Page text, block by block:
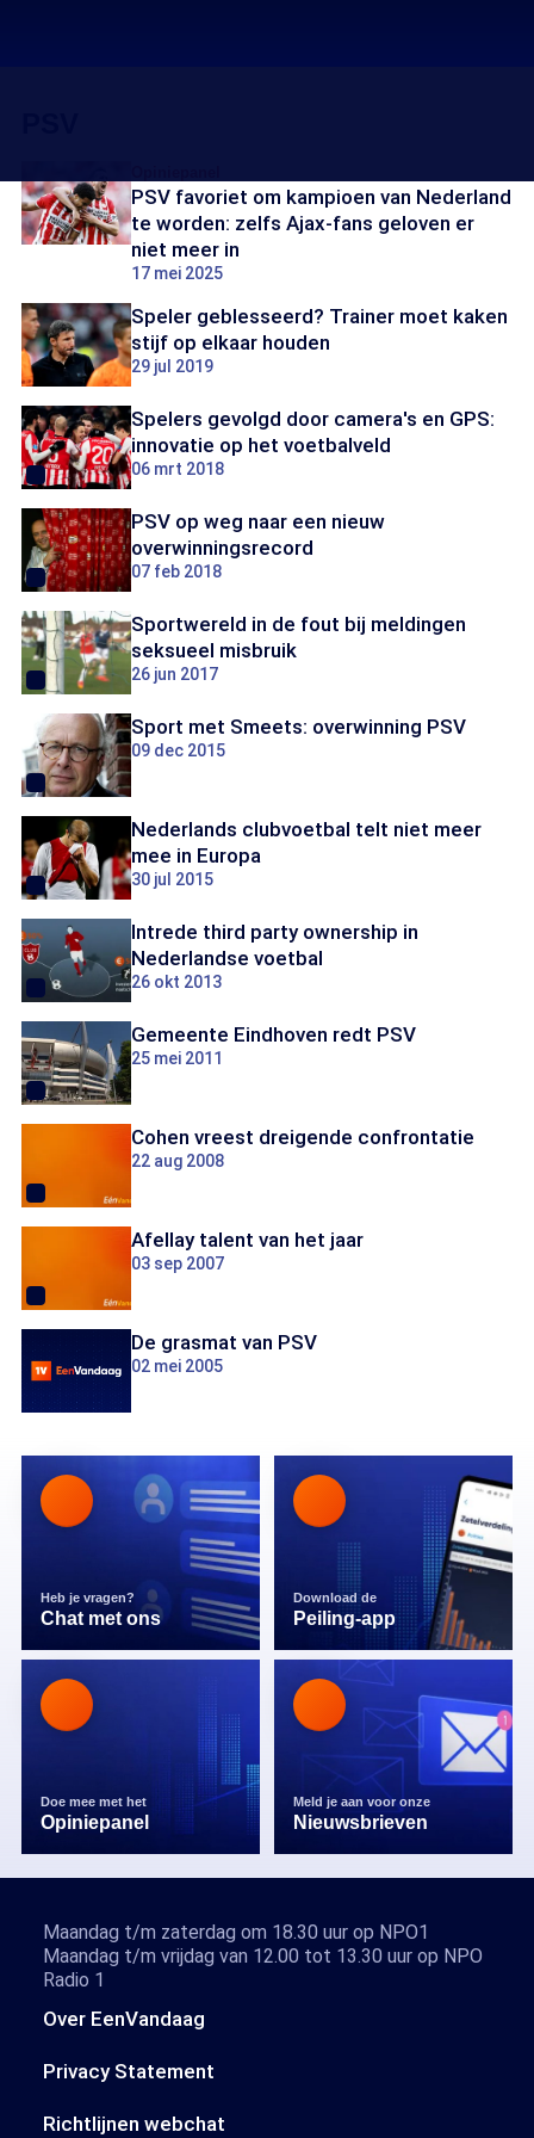
PSV favoriet om kampioen van Nederland
te worden: zelfs Ajax-fans geloven er
niet meer in
17 mei 2025
Speler geblesseerd? Trainer moet kaken
stijf op elkaar houden
29 jul 2019
Spelers gevolgd door camera's en GPS:
innovatie op het voetbalveld
06 mrt 2018
PSV op weg naar een nieuw
overwinningsrecord
07 feb 2018
Sportwereld in de fout bij meldingen
seksueel misbruik
26 jun 2017
Sport met Smeets: overwinning PSV
09 dec 2015
Nederlands clubvoetbal telt niet meer
mee in Europa
30 jul 2015
Intrede third party ownership in
Nederlandse voetbal
26 okt 2013
Gemeente Eindhoven redt PSV
25 mei 2011
Cohen vreest dreigende confrontatie
22 aug 2008
Afellay talent van het jaar
03 sep 2007
De grasmat van PSV
02 mei 2005
Heb je vragen?
Chat met ons
Download de
Peiling-app
Doe mee met het
Opiniepanel
Meld je aan voor onze
Nieuwsbrieven
Over EenVandaag
Privacy Statement
Richtlijnen webchat
Maandag t/m zaterdag om 18.30 uur op NPO1
Maandag t/m vrijdag van 12.00 tot 13.30 uur op NPO
Radio 1